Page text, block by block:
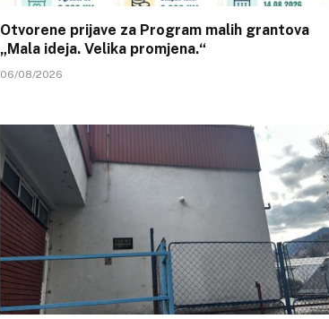
Otvorene prijave za Program malih grantova
„Mala ideja. Velika promjena.“
06/08/2026